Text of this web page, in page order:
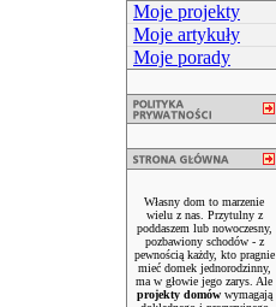
Moje projekty
Moje artykuły
Moje porady
Własny dom to marzenie
wielu z nas. Przytulny z
poddaszem lub nowoczesny,
pozbawiony schodów - z
pewnością każdy, kto pragnie
mieć domek jednorodzinny,
ma w głowie jego zarys. Ale
projekty domówwymagają